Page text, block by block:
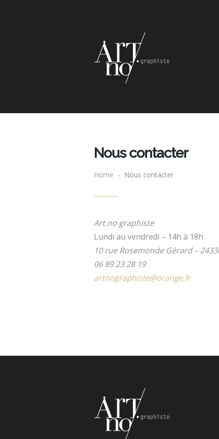
Nous contacter
Home - Nous contacter
Art.no graphiste
Lundi au vendredi – 14h à 18h
10 rue Rosemonde Gérard –
06 89 23 28 19
artnographiste@orange.fr